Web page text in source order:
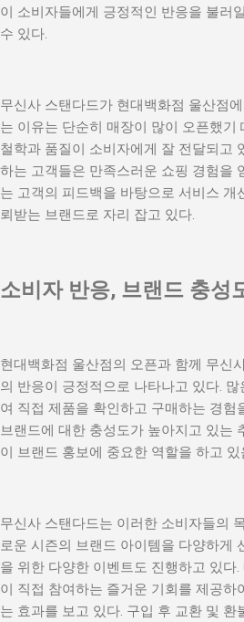
이 소비자들에게 긍정적인 반응을 불러
수 있다.
무신사 스탠다드가 현대백화점 울산점
는 이유는 단순히 매장이 많이 오픈했기
철학과 품질이 소비자에게 잘 전달되고
하는 고객들은 만족스러운 쇼핑 경험을
는 고객의 피드백을 바탕으로 서비스 개
뢰받는 브랜드로 자리 잡고 있다.
소비자 반응, 브랜드 충성
현대백화점 울산점의 오픈과 함께 무신
의 반응이 긍정적으로 나타나고 있다.
여 직접 제품을 확인하고 구매하는 경험
브랜드에 대한 충성도가 높아지고 있는
이 브랜드 홍보에 중요한 역할을 하고 있
무신사 스탠다드는 이러한 소비자들의
로운 시즌의 브랜드 아이템을 다양하게
을 위한 다양한 이벤트도 진행하고 있다
이 직접 참여하는 즐거운 기회를 제공하
는 효과를 보고 있다. 구입 후 교환 및